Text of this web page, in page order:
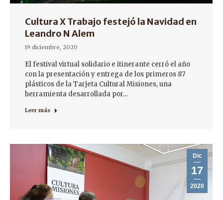
Cultura X Trabajo festejó la Navidad en
Leandro N Alem
19 diciembre, 2020
El festival virtual solidario e itinerante cerró el año
con la presentación y entrega de los primeros 87
plásticos de la Tarjeta Cultural Misiones, una
herramienta desarrollada por…
Leer más
Dic
17
2020